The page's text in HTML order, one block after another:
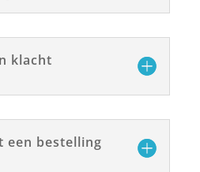
klacht
een bestelling